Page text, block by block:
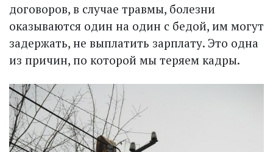
договоров, в случае травмы, болезни
оказываются один на один с бедой, им могут
задержать, не выплатить зарплату. Это одна
из причин, по которой мы теряем кадры.